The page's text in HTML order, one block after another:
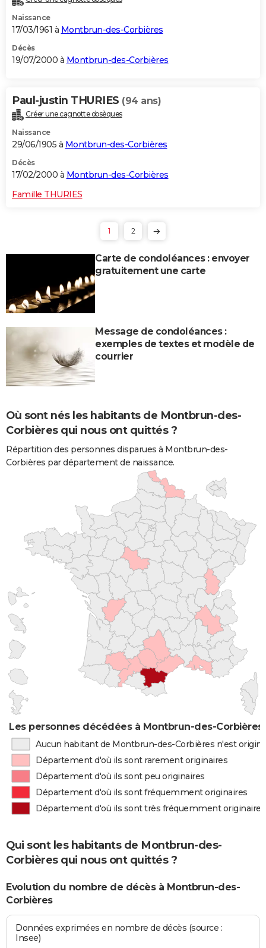
Naissance
17/03/1961 à Montbrun-des-Corbières
Décès
19/07/2000 à Montbrun-des-Corbières
Paul-justin THURIES (94 ans)
Créer une cagnotte obsèques
Naissance
29/06/1905 à Montbrun-des-Corbières
Décès
17/02/2000 à Montbrun-des-Corbières
Famille THURIES
1 2
Carte de condoléances : envoyer
gratuitement une carte
Message de condoléances :
exemples de textes et modèle de
courrier
Où sont nés les habitants de Montbrun-des-
Corbières qui nous ont quittés ?
Répartition des personnes disparues à Montbrun-des-
Corbières par département de naissance.
Les personnes décédées à Montbrun-des-Corbières
Aucun habitant de Montbrun-des-Corbières n'est
Département d'où ils sont rarement originaires
Département d'où ils sont peu originaires
Département d'où ils sont fréquemment originaires
Département d'où ils sont très fréquemment originaires
Qui sont les habitants de Montbrun-des-
Corbières qui nous ont quittés ?
Evolution du nombre de décès à Montbrun-des-
Corbières
Données exprimées en nombre de décès (source :
Insee)